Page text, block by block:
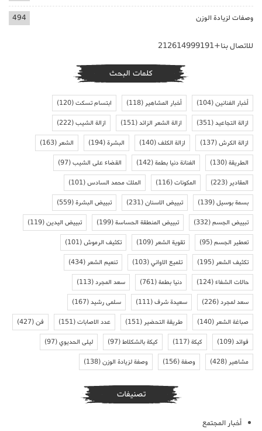
وصفات لزيادة الوزن 494
للاتصال بنا+212614999191
كلمات البحث
أخبار الفنانين(104) أخبار المشاهير(118) ابتسام تسكت(120)
ازالة التجاعيد(351) ازالة الشعر الزائد(151) ازالة الشيب(222)
ازالة الكرش(137) ازالة الكلف(140) البشرة(194) الشعر(163)
الطريقة(130) الفنانة دنيا بطمة(142) القضاء على الشيب(97)
المقادير(223) المكونات(116) الملك محمد السادس(101)
بسمة بوسيل(139) تبييض الاسنان(231) تبييض البشرة(559)
تبييض الجسم(332) تبييض المنطقة الحساسة(199) تبييض اليدين(119)
تعطير الجسم(95) تقوية الشعر(109) تكثيف الرموش(101)
تكثيف الشعر(195) تلميع الاواني(103) تنعيم الشعر(434)
حالات الشفاء(124) دنيا بطمة(761) سعد المجرد(113)
سعد لمجرد(226) سعيدة شرف(111) سلمى رشيد(167)
صباغة الشعر(140) طريقة التحضير(151) عدد الاصابات(151) فن(427)
فوائد(109) كيكة(117) كيكة بالشكلاط(97) ليلى الحديوي(97)
مشاهير(428) وصفة(156) وصفة لزيادة الوزن(138)
تصنيفات
أخبار المجتمع